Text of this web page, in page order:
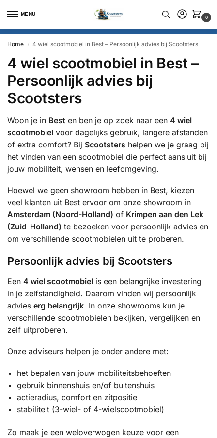
MENU
0
Home / 4 wiel scootmobiel in Best – Persoonlijk advies bij Scootsters
4 wiel scootmobiel in Best –
Persoonlijk advies bij
Scootsters
Woon je in Best en ben je op zoek naar een 4 wiel
scootmobiel voor dagelijks gebruik, langere afstanden
of extra comfort? Bij Scootsters helpen we je graag bij
het vinden van een scootmobiel die perfect aansluit bij
jouw mobiliteit, wensen en leefomgeving.
Hoewel we geen showroom hebben in Best, kiezen
veel klanten uit Best ervoor om onze showroom in
Amsterdam (Noord-Holland) of Krimpen aan den Lek
(Zuid-Holland) te bezoeken voor persoonlijk advies en
om verschillende scootmobielen uit te proberen.
Persoonlijk advies bij Scootsters
Een 4 wiel scootmobiel is een belangrijke investering
in je zelfstandigheid. Daarom vinden wij persoonlijk
advies erg belangrijk. In onze showrooms kun je
verschillende scootmobielen bekijken, vergelijken en
zelf uitproberen.
Onze adviseurs helpen je onder andere met:
het bepalen van jouw mobiliteitsbehoeften
gebruik binnenshuis en/of buitenshuis
actieradius, comfort en zitpositie
stabiliteit (3-wiel- of 4-wielscootmobiel)
Zo maak je een weloverwogen keuze voor een